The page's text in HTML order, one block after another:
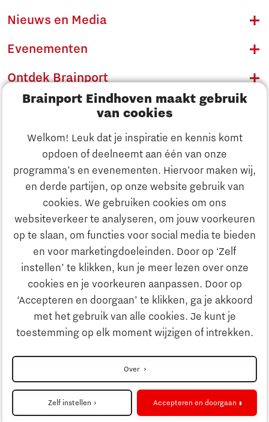
Brainport Eindhoven maakt gebruik
van cookies
Welkom! Leuk dat je inspiratie en kennis komt
opdoen of deelneemt aan één van onze
programma’s en evenementen. Hiervoor maken wij,
en derde partijen, op onze website gebruik van
cookies. We gebruiken cookies om ons
websiteverkeer te analyseren, om jouw voorkeuren
op te slaan, om functies voor social media te bieden
en voor marketingdoeleinden. Door op ‘Zelf
instellen’ te klikken, kun je meer lezen over onze
cookies en je voorkeuren aanpassen. Door op
‘Accepteren en doorgaan’ te klikken, ga je akkoord
met het gebruik van alle cookies. Je kunt je
toestemming op elk moment wijzigen of intrekken.
Over
Zelf instellen Accepteren en doorgaan
Ontdek Brainport
Innovatie
Ondernemen
Onderwijs
Strategie & Organisatie
Nieuws en Media
Evenementen
Ontdek Brainport
Innovatie
Ondernemen
Onderwijs
Maatschappelijk
Strategie & Organisatie
Zoeken
Contact
Naar internationale website
Privacyverklaring
Cookieinstellingen